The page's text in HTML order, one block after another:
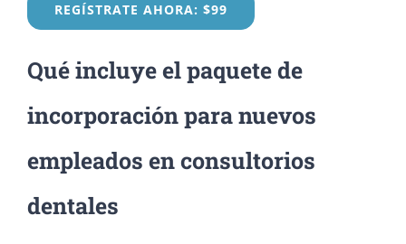
REGÍSTRATE AHORA: $99
Qué incluye el paquete de
incorporación para nuevos
empleados en consultorios
dentales